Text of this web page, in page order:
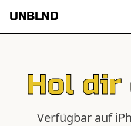
UNBLND
Hol dir
Verfügbar auf